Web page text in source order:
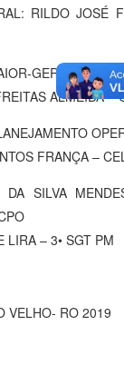
RILDO JOSÉ
GERAL
ALMEIDA –
FRANÇA –
DA SILVA
LIRA – 3• SGT PM
VELHO- RO 2019